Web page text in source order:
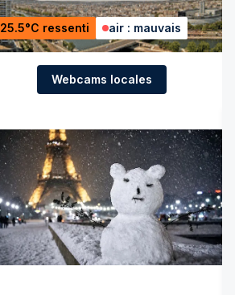
25.5°C ressenti air : mauvais
Webcams locales